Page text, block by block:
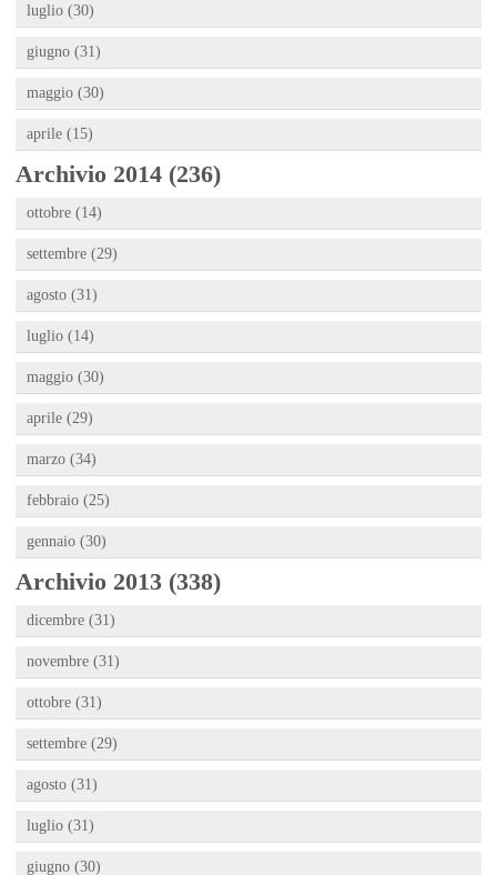
luglio (30)
giugno (31)
maggio (30)
aprile (15)
Archivio 2014 (236)
ottobre (14)
settembre (29)
agosto (31)
luglio (14)
maggio (30)
aprile (29)
marzo (34)
febbraio (25)
gennaio (30)
Archivio 2013 (338)
dicembre (31)
novembre (31)
ottobre (31)
settembre (29)
agosto (31)
luglio (31)
giugno (30)